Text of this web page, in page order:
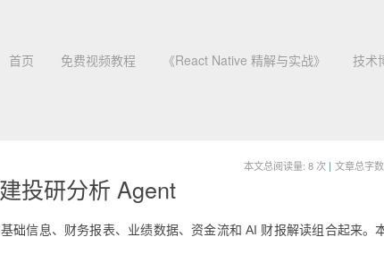
首页 免费视频教程 《React Native 精解与实战》 技术
本文总阅读量: 8 次 | 文章总字
投研分析 Agent
础信息、财务报表、业绩数据、资金流和 AI 财报解读组合起来。